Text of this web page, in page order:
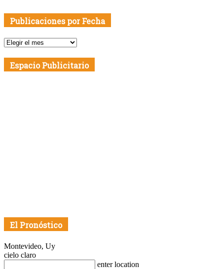
Publicaciones por Fecha
Publicaciones
Fecha
Espacio Publicitario
El Pronóstico
Montevideo, Uy
cielo claro
enter location